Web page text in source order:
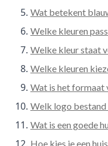
Wat betekent
Welke kleuren
Welke kleur staat
Welke kleuren
Wat is het formaat
Welk logo bestand
Wat is een goede
Hoe kies je een